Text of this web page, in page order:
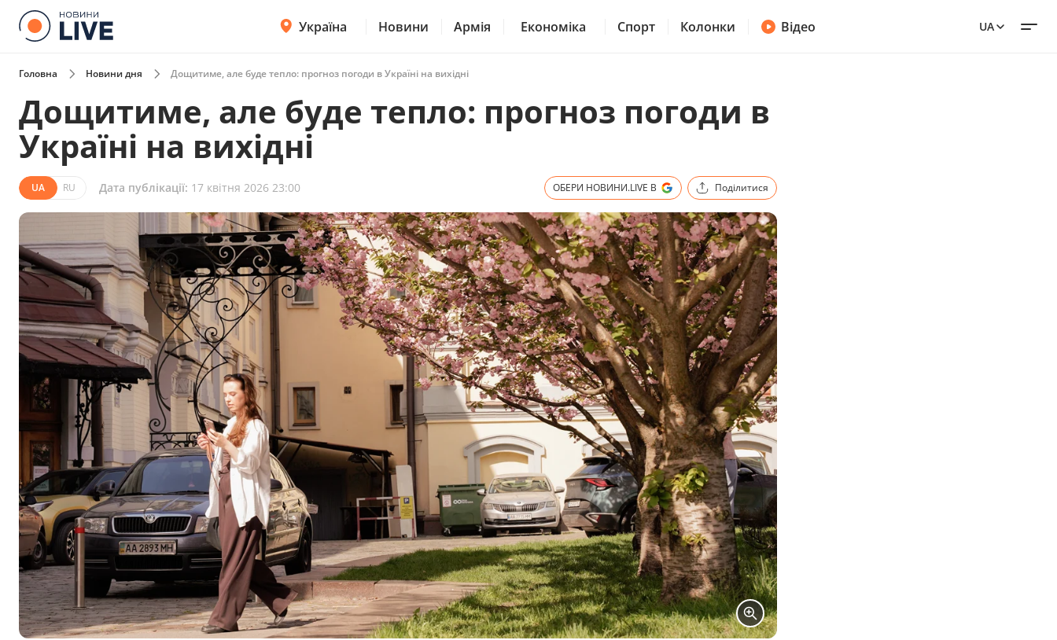
Україна Новини Армія Економіка Спорт Колонки Відео UA
Головна Новини дня Дощитиме, але буде тепло: прогноз погоди в Україні на вихідні
Дощитиме, але буде тепло: прогноз погоди в
Україні на вихідні
UA RU Дата публікації: 17 квітня 2026 23:00 ОБЕРИ НОВИНИ.LIVE В Поділитися